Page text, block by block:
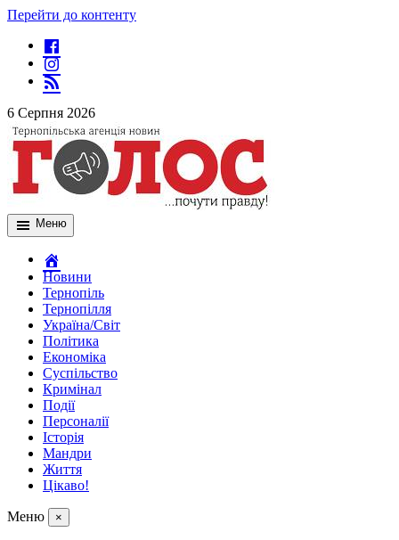
Перейти до контенту
6 Серпня 2026
Меню
Новини
Тернопіль
Тернопілля
Україна/Світ
Політика
Економіка
Суспільство
Кримінал
Події
Персоналії
Історія
Мандри
Життя
Цікаво!
Меню ×